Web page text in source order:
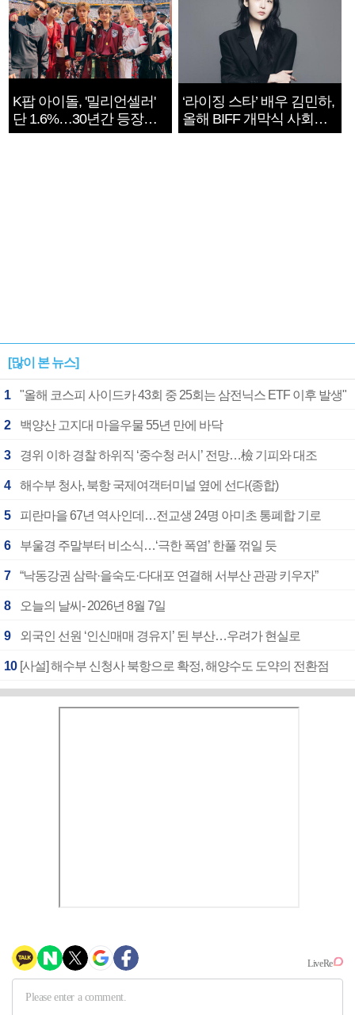
K팝 아이돌, '밀리언셀러'
단 1.6%…30년간 등장
1182개팀 전수조사
‘라이징 스타’ 배우 김민하,
올해 BIFF 개막식 사회자
확정
[많이 본 뉴스]
1 "올해 코스피 사이드카 43회 중 25회는 삼전닉스 ETF 이후 발생"
2 백양산 고지대 마을우물 55년 만에 바닥
3 경위 이하 경찰 하위직 ‘중수청 러시’ 전망…檢 기피와 대조
4 해수부 청사, 북항 국제여객터미널 옆에 선다(종합)
5 피란마을 67년 역사인데…전교생 24명 아미초 통폐합 기로
6 부울경 주말부터 비소식…‘극한 폭염’ 한풀 꺾일 듯
7 “낙동강권 삼락·을숙도·다대포 연결해 서부산 관광 키우자”
8 오늘의 날씨- 2026년 8월 7일
9 외국인 선원 ‘인신매매 경유지’ 된 부산…우려가 현실로
10 [사설] 해수부 신청사 북항으로 확정, 해양수도 도약의 전환점